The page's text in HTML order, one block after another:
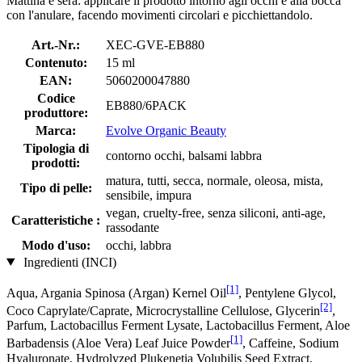
con l'anulare, facendo movimenti circolari e picchiettandolo.
Art.-Nr.:
XEC-GVE-EB880
Contenuto:
15 ml
EAN:
5060200047880
Codice
produttore:
EB880/6PACK
Marca:
Evolve Organic Beauty
Tipologia di
prodotti:
contorno occhi, balsami labbra
Tipo di pelle:
matura, tutti, secca, normale, oleosa, mista,
sensibile, impura
Caratteristiche :
vegan, cruelty-free, senza siliconi, anti-age,
rassodante
Modo d'uso:
occhi, labbra
Ingredienti (INCI)
Aqua, Argania Spinosa (Argan) Kernel Oil[1], Pentylene Glycol,
Coco Caprylate/Caprate, Microcrystalline Cellulose, Glycerin[2],
Parfum, Lactobacillus Ferment Lysate, Lactobacillus Ferment, Aloe
Barbadensis (Aloe Vera) Leaf Juice Powder[1], Caffeine, Sodium
Hyaluronate, Hydrolyzed Plukenetia Volubilis Seed Extract,